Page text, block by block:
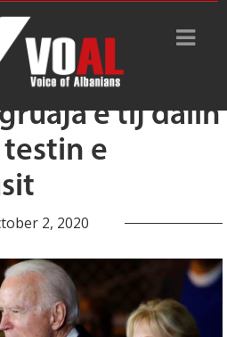
negativ
e tij dalin
e
2, 2020